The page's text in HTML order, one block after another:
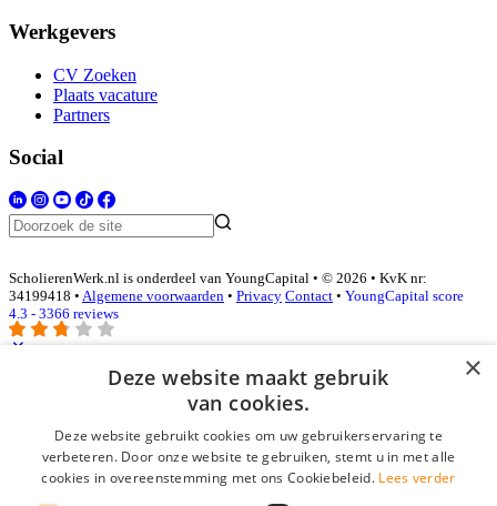
Werkgevers
CV Zoeken
Plaats vacature
Partners
Social
ScholierenWerk.nl is onderdeel van YoungCapital • © 2026 • KvK nr:
34199418 • Algemene voorwaarden • Privacy Contact • YoungCapital score
4.3 - 3366 reviews
Inloggen als bedrijf
E-mail*
Wachtwoord
×
Deze website maakt gebruik
van cookies.
Deze website gebruikt cookies om uw gebruikerservaring te
verbeteren. Door onze website te gebruiken, stemt u in met alle
cookies in overeenstemming met ons Cookiebeleid. Lees verder